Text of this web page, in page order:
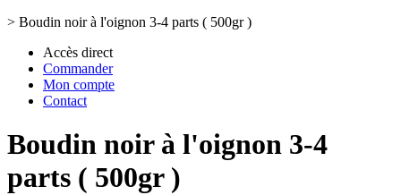
> Boudin noir à l'oignon 3-4 parts ( 500gr )
Accès direct
Commander
Mon compte
Contact
Boudin noir à l'oignon 3-4
parts ( 500gr )